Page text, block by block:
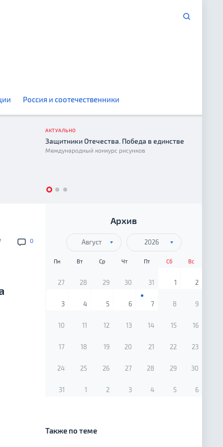
Россия и соотечественники
АКТУАЛЬНО
Защитники Отечества. Победа в единстве
Международный конкурс рисунков
0
Архив
Август 2026
Пн Вт Ср Чт Пт Сб Вс
27 28 29 30 31 1 2
3 4 5 6 7 8 9
10 11 12 13 14 15 16
17 18 19 20 21 22 23
24 25 26 27 28 29 30
31 1 2 3 4 5 6
Также по теме